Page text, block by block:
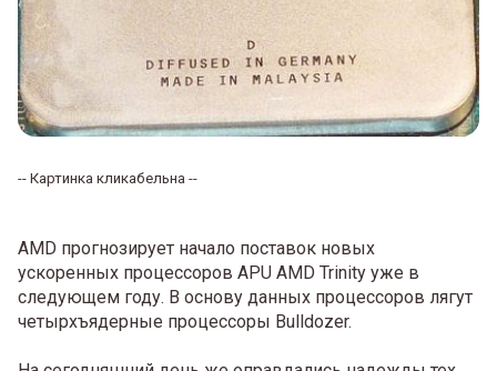
-- Картинка кликабельна --
AMD прогнозирует начало поставок новых
ускоренных процессоров APU AMD Trinity уже в
следующем году. В основу данных процессоров лягут
четырхъядерные процессоры Bulldozer.